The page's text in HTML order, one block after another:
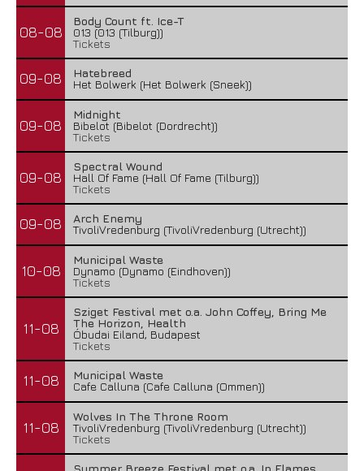
08-08
Body Count ft. Ice-T
013 (013 (Tilburg))
Tickets
09-08
Hatebreed
Het Bolwerk (Het Bolwerk (Sneek))
09-08
Midnight
Bibelot (Bibelot (Dordrecht))
Tickets
09-08
Spectral Wound
Hall Of Fame (Hall Of Fame (Tilburg))
Tickets
09-08
Arch Enemy
TivoliVredenburg (TivoliVredenburg (Utrecht))
10-08
Municipal Waste
Dynamo (Dynamo (Eindhoven))
Tickets
11-08
Sziget Festival met o.a. John Coffey, Bring Me
The Horizon, Health
Óbudai Eiland, Budapest
Tickets
11-08
Municipal Waste
Cafe Calluna (Cafe Calluna (Ommen))
11-08
Wolves In The Throne Room
TivoliVredenburg (TivoliVredenburg (Utrecht))
Tickets
Summer Breeze Festival met o.a. In Flames,